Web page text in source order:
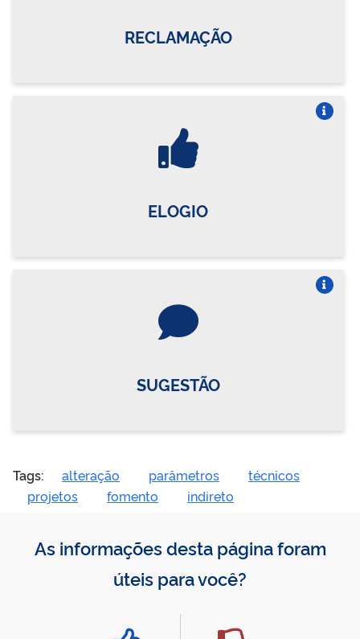
RECLAMAÇÃO
ELOGIO
SUGESTÃO
Tags: alteração parâmetros
técnicos
projetos
fomento indireto
As informações desta página foram
úteis para você?